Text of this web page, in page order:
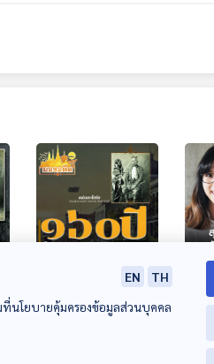
ลอนดอน
มอ
ใน
วร
สอ
EN
TH
ที่นโยบายคุ้มครองข้อมูลส่วนบุคคล